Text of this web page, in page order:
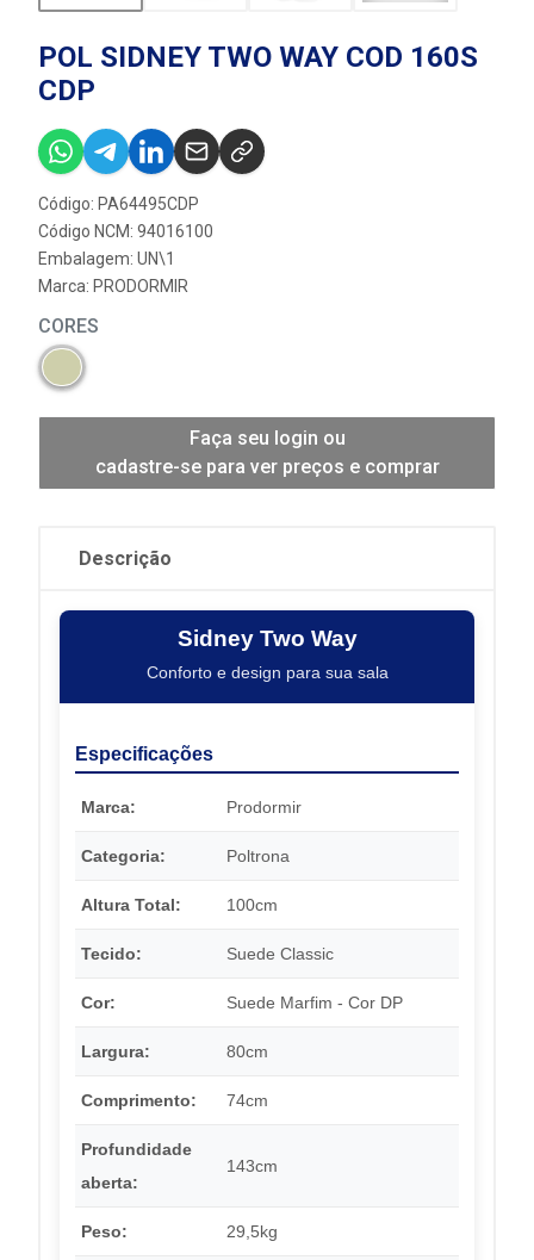
POL SIDNEY TWO WAY COD 160S
CDP
Código: PA64495CDP
Código NCM: 94016100
Embalagem: UN\1
Marca: PRODORMIR
CORES
Faça seu login ou
cadastre-se para ver preços e comprar
Descrição
Sidney Two Way
Conforto e design para sua sala
Especificações
Marca: Prodormir
Categoria: Poltrona
Altura Total: 100cm
Tecido: Suede Classic
Cor: Suede Marfim - Cor DP
Largura: 80cm
Comprimento: 74cm
Profundidade
aberta:
143cm
Peso: 29,5kg